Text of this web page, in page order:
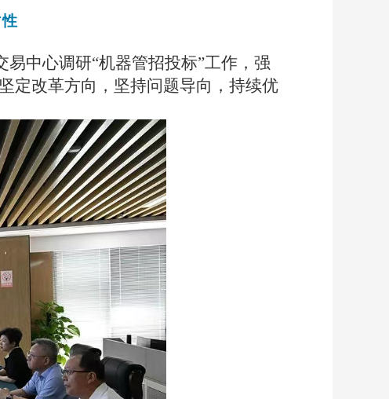
中心调研“机器管招投标”工作 ， 强
定改革方向 ， 坚持问题导向，持续优